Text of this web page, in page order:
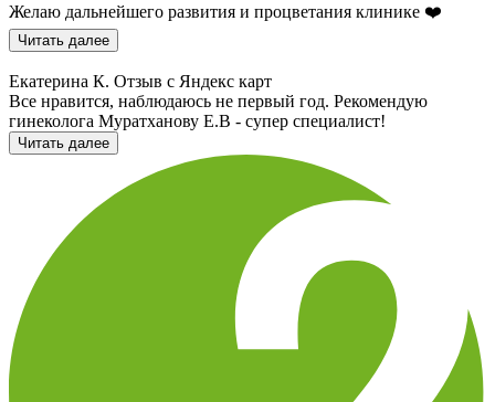
Желаю дальнейшего развития и процветания клинике ❤️
Читать далее
Екатерина К. Отзыв с Яндекс карт
Все нравится, наблюдаюсь не первый год. Рекомендую
гинеколога Муратханову Е.В - супер специалист!
Читать далее